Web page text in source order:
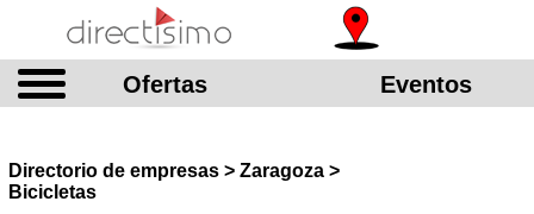
Ofertas Eventos
Directorio de empresas > Zaragoza >
Bicicletas